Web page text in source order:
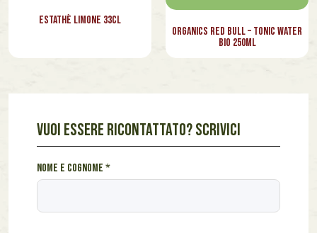
Estathè Limone 33cl
Organics Red Bull – Tonic Water
Bio 250ml
VUOI ESSERE RICONTATTATO? SCRIVICI
Nome e cognome *